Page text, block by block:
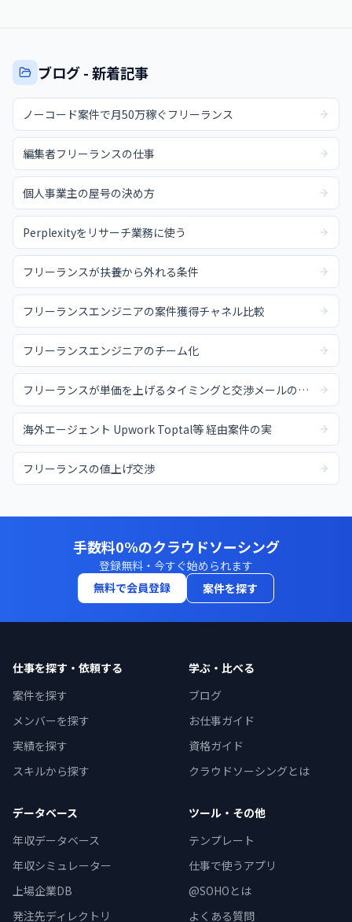
ブログ - 新着記事
ノーコード案件で月50万稼ぐフリーランス
編集者フリーランスの仕事
個人事業主の屋号の決め方
Perplexityをリサーチ業務に使う
フリーランスが扶養から外れる条件
フリーランスエンジニアの案件獲得チャネル比較
フリーランスエンジニアのチーム化
フリーランスが単価を上げるタイミングと交渉メールの例文
海外エージェント Upwork Toptal等 経由案件の実
フリーランスの値上げ交渉
手数料0%のクラウドソーシング
登録無料・今すぐ始められます
無料で会員登録
案件を探す
仕事を探す・依頼する
案件を探す
メンバーを探す
実績を探す
スキルから探す
学ぶ・比べる
ブログ
お仕事ガイド
資格ガイド
クラウドソーシングとは
データベース
年収データベース
年収シミュレーター
上場企業DB
発注先ディレクトリ
ツール・その他
テンプレート
仕事で使うアプリ
@SOHOとは
よくある質問